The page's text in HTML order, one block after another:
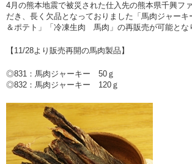
4月の熊本地震で被災された仕入先の熊本県千興フ
だき、長く欠品となっておりました「馬肉ジャー
＆ポテト」「冷凍生肉 馬肉」の再販売が可能とな
【11/28より販売再開の馬肉製品】
◎831：馬肉ジャーキー 50ｇ
◎832：馬肉ジャーキー 120ｇ